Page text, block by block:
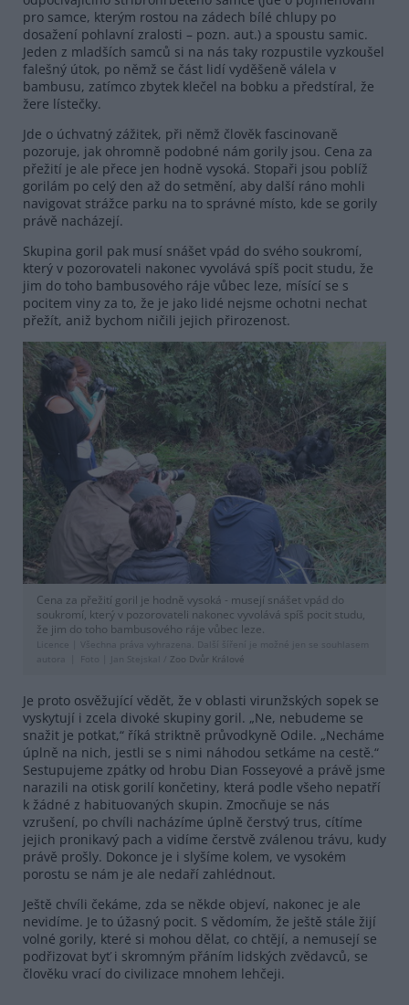
pro samce, kterým rostou na zádech bílé chlupy po
dosažení pohlavní zralosti – pozn. aut.) a spoustu samic.
Jeden z mladších samců si na nás taky rozpustile vyzkoušel
falešný útok, po němž se část lidí vyděšeně válela v
bambusu, zatímco zbytek klečel na bobku a předstíral, že
žere lístečky.
Jde o úchvatný zážitek, při němž člověk fascinovaně
pozoruje, jak ohromně podobné nám gorily jsou. Cena za
přežití je ale přece jen hodně vysoká. Stopaři jsou poblíž
gorilám po celý den až do setmění, aby další ráno mohli
navigovat strážce parku na to správné místo, kde se gorily
právě nacházejí.
Skupina goril pak musí snášet vpád do svého soukromí,
který v pozorovateli nakonec vyvolává spíš pocit studu, že
jim do toho bambusového ráje vůbec leze, mísící se s
pocitem viny za to, že je jako lidé nejsme ochotni nechat
přežít, aniž bychom ničili jejich přirozenost.
Cena za přežití goril je hodně vysoká - musejí snášet vpád do
soukromí, který v pozorovateli nakonec vyvolává spíš pocit studu,
že jim do toho bambusového ráje vůbec leze.
Licence |
Všechna práva vyhrazena. Další šíření je možné jen se souhlasem
autora
Foto | Jan Stejskal / Zoo Dvůr Králové
Je proto osvěžující vědět, že v oblasti virunžských sopek se
vyskytují i zcela divoké skupiny goril. „Ne, nebudeme se
snažit je potkat,“ říká striktně průvodkyně Odile. „Necháme
úplně na nich, jestli se s nimi náhodou setkáme na cestě.“
Sestupujeme zpátky od hrobu Dian Fosseyové a právě jsme
narazili na otisk gorilí končetiny, která podle všeho nepatří
k žádné z habituovaných skupin. Zmocňuje se nás
vzrušení, po chvíli nacházíme úplně čerstvý trus, cítíme
jejich pronikavý pach a vidíme čerstvě zválenou trávu, kudy
právě prošly. Dokonce je i slyšíme kolem, ve vysokém
porostu se nám je ale nedaří zahlédnout.
Ještě chvíli čekáme, zda se někde objeví, nakonec je ale
nevidíme. Je to úžasný pocit. S vědomím, že ještě stále žijí
volné gorily, které si mohou dělat, co chtějí, a nemusejí se
podřizovat byť i skromným přáním lidských zvědavců, se
člověku vrací do civilizace mnohem lehčeji.